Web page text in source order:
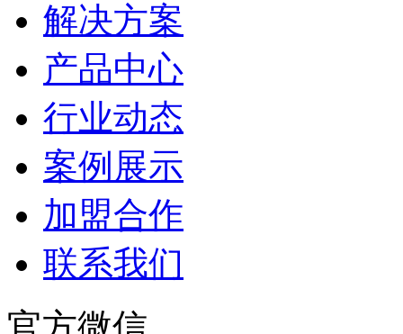
解决方案
产品中心
行业动态
案例展示
加盟合作
联系我们